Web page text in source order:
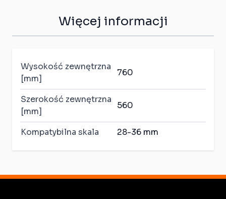
Więcej informacji
Wysokość zewnętrzna
[mm]
760
Szerokość zewnętrzna
[mm]
560
Kompatybilna skala 28-36 mm